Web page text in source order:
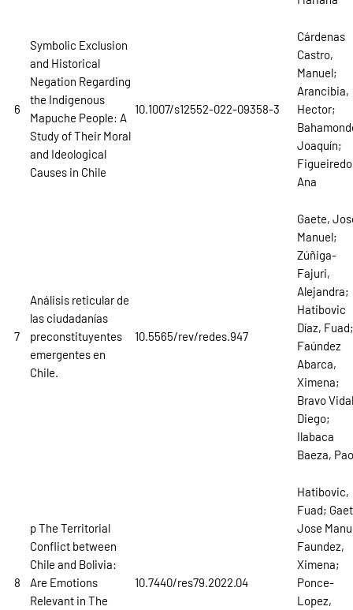
6
Symbolic Exclusion
and Historical
Negation Regarding
the Indigenous
Mapuche People: A
Study of Their Moral
and Ideological
Causes in Chile
10.1007/s12552-022-09358-3
Cárdenas
Castro,
Manuel;
Arancibia,
Hector;
Joaquín;
Ana
7
Análisis reticular de
las ciudadanías
preconstituyentes
emergentes en
Chile.
10.5565/rev/redes.947
Gaete,
Manuel;
Zúñiga-
Fajuri,
Alejandra;
Hatibovic
Díaz, Fuad;
Faúndez
Abarca,
Ximena;
Bravo
Diego;
Ilabaca
Baeza,
8
p The Territorial
Conflict between
Chile and Bolivia:
Are Emotions
Relevant in The
10.7440/res79.2022.04
Hatibovic,
Fuad;
Jose
Faundez,
Ximena;
Ponce-
Lopez,